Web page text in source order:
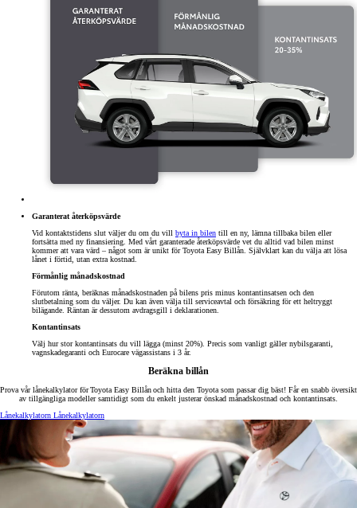
Garanterat återköpsvärde
Vid kontaktstidens slut väljer du om du vill byta in bilen till en ny, lämna tillbaka bilen eller
fortsätta med ny finansiering. Med vårt garanterade återköpsvärde vet du alltid vad bilen minst
kommer att vara värd – något som är unikt för Toyota Easy Billån. Självklart kan du välja att lösa
lånet i förtid, utan extra kostnad.
Förmånlig månadskostnad
Förutom ränta, beräknas månadskostnaden på bilens pris minus kontantinsatsen och den
slutbetalning som du väljer. Du kan även välja till serviceavtal och försäkring för ett heltryggt
bilägande. Räntan är dessutom avdragsgill i deklarationen.
Kontantinsats
Välj hur stor kontantinsats du vill lägga (minst 20%). Precis som vanligt gäller nybilsgaranti,
vagnskadegaranti och Eurocare vägassistans i 3 år.
Beräkna billån
Prova vår lånekalkylator för Toyota Easy Billån och hitta den Toyota som passar dig bäst! Får en snabb översikt
av tillgängliga modeller samtidigt som du enkelt justerar önskad månadskostnad och kontantinsats.
Lånekalkylatorn Lånekalkylatorn